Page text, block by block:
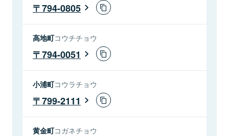
794-0805
高地町コウチチョウ
794-0051
小浦町コウラチョウ
799-2111
黄金町コガネチョウ